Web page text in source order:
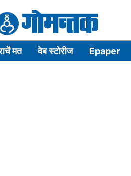
मत वेब स्टोरीज Epaper